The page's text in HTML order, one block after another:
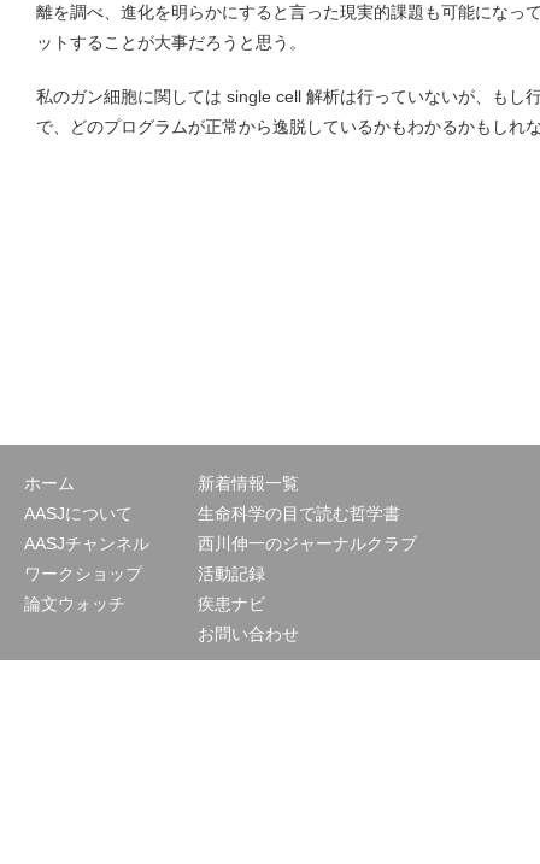
離を調べ、進化を明らかにすると言った現実的課題も可能になっ
ットすることが大事だろうと思う。
私のガン細胞に関しては single cell 解析は行っていないが、もし
で、どのプログラムが正常から逸脱しているかもわかるかもしれ
ホーム
AASJについて
AASJチャンネル
ワークショップ
論文ウォッチ
新着情報一覧
生命科学の目で読む哲学書
西川伸一のジャーナルクラブ
活動記録
疾患ナビ
お問い合わせ